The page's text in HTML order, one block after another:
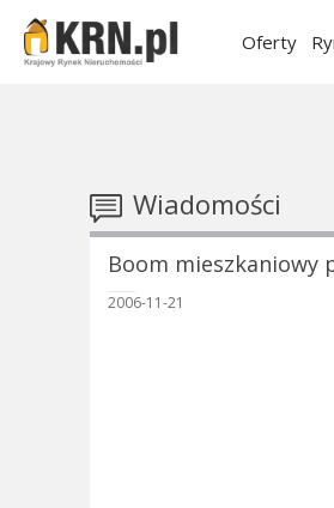
Oferty
Wiadomości
Boom mieszkaniowy
2006-11-21